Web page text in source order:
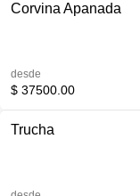
Corvina Apanada
desde
$ 37500.00
Trucha